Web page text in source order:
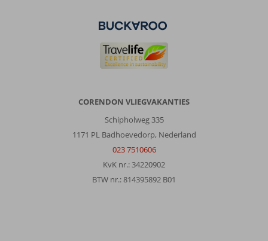
CORENDON VLIEGVAKANTIES
Schipholweg 335
1171 PL Badhoevedorp, Nederland
023 7510606
KvK nr.: 34220902
BTW nr.: 814395892 B01